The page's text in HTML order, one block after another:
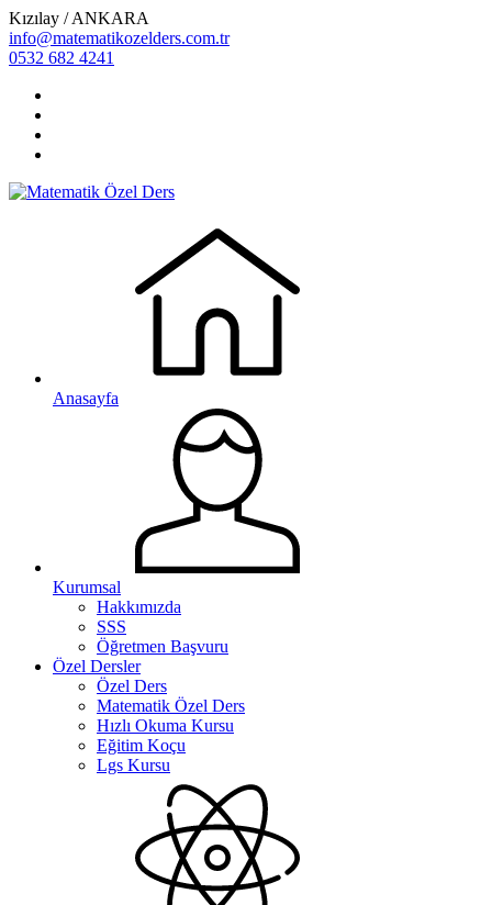
Kızılay / ANKARA
info@matematikozelders.com.tr
0532 682 4241
Anasayfa
Kurumsal
Hakkımızda
SSS
Öğretmen Başvuru
Özel Dersler
Özel Ders
Matematik Özel Ders
Hızlı Okuma Kursu
Eğitim Koçu
Lgs Kursu